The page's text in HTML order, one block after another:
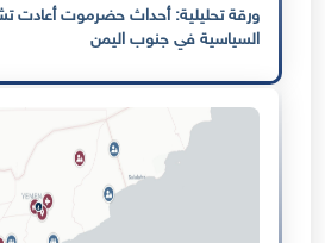
ورقة تحليلية: أحداث حضرموت أعادت
السياسية في جنوب اليمن